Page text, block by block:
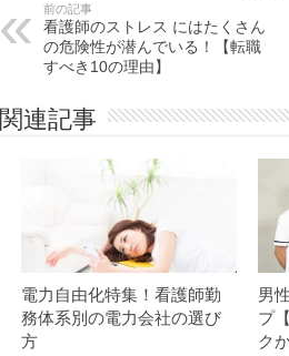
前の記事
看護師のストレス にはたくさん
の危険性が潜んでいる！【転職
すべき10の理由】
関連記事
電力自由化特集！看護師勤
務体系別の電力会社の選び
方
男
プ
ク